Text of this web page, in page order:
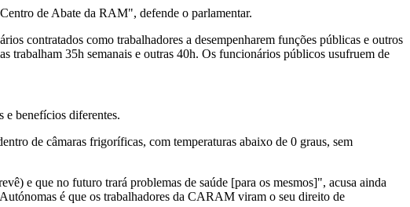
de Abate da RAM", defende o parlamentar.
contratados como trabalhadores a desempenharem funções públicas e outros
trabalham 35h semanais e outras 40h. Os funcionários públicos usufruem de
e benefícios diferentes.
de câmaras frigoríficas, com temperaturas abaixo de 0 graus, sem
e que no futuro trará problemas de saúde [para os mesmos]", acusa ainda
é que os trabalhadores da CARAM viram o seu direito de